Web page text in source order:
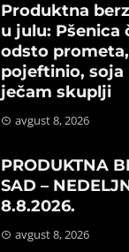
Produktna
u julu: Pšenica
odsto
pojeftinio, soja
ječam skuplji
avgust 8, 2026
PRODUKTNA
SAD –
8.8.2026.
avgust 8, 2026